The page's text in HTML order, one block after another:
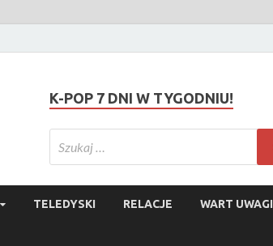
K-POP 7 DNI W TYGODNIU!
TELEDYSKI RELACJE WART UWAGI